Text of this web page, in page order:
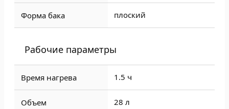
Форма бака плоский
Рабочие параметры
Время нагрева 1.5 ч
Объем 28 л